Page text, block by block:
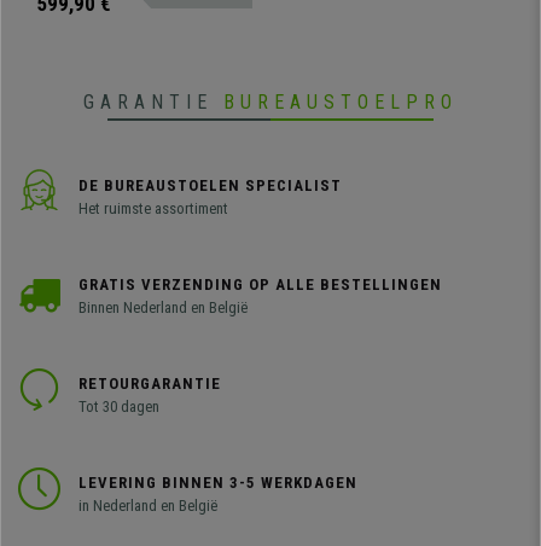
GARANTIE BUREAUSTOELPRO
DE BUREAUSTOELEN SPECIALIST
Het ruimste assortiment
GRATIS VERZENDING OP ALLE BESTELLINGEN
Binnen Nederland en België
RETOURGARANTIE
Tot 30 dagen
LEVERING BINNEN 3-5 WERKDAGEN
in Nederland en België